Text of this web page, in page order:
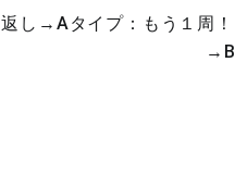
し→Aタイプ：もう１周！
ま